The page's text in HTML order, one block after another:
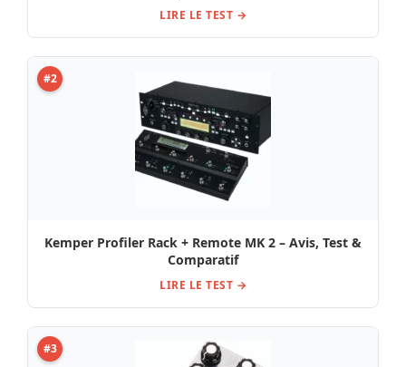
LIRE LE TEST →
#2
Kemper Profiler Rack + Remote MK 2 – Avis, Test &
Comparatif
LIRE LE TEST →
#3